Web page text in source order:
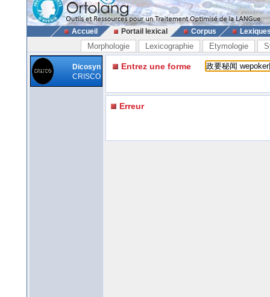
Accueil Portail lexical Corpus
Morphologie Lexicographie Etymologie
Dicosyn
CRISCO
Entrez une forme
Erreur